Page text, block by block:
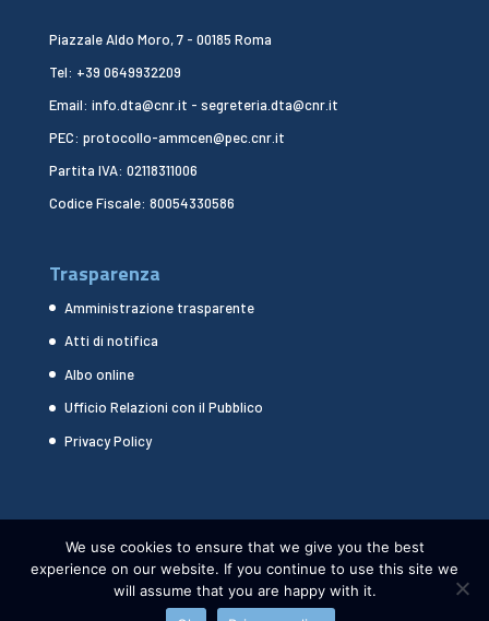
Piazzale Aldo Moro, 7 - 00185 Roma
Tel: +39 0649932209
Email: info.dta@cnr.it - segreteria.dta@cnr.it
PEC: protocollo-ammcen@pec.cnr.it
Partita IVA: 02118311006
Codice Fiscale: 80054330586
Trasparenza
Amministrazione trasparente
Atti di notifica
Albo online
Ufficio Relazioni con il Pubblico
Privacy Policy
We use cookies to ensure that we give you the best
experience on our website. If you continue to use this site we
will assume that you are happy with it.